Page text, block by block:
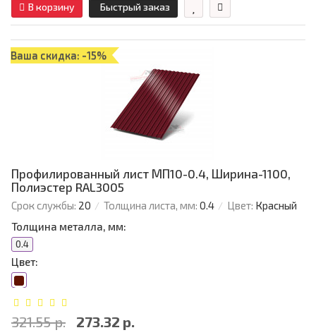
В корзину Быстрый заказ
Ваша скидка: -15%
Профилированный лист МП10-0.4, Ширина-1100,
Полиэстер RAL3005
Срок службы: 20 Толщина листа, мм: 0.4 Цвет: Красный
Толщина металла, мм:
0.4
Цвет:
321.55 р. 273.32 р.